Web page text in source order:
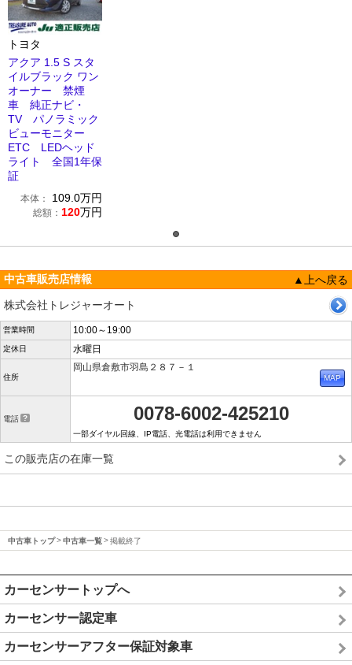
トヨタ
アクア 1.5 S スタ
イルブラック ワン
オーナー 禁煙
車 純正ナビ・
TV パノラミック
ビューモニター
ETC LEDヘッド
ライト 全国1年保
証
本体： 109.0万円
総額： 120万円
中古車販売店情報
▲上へ戻る
株式会社トレジャーオート
営業時間 10:00～19:00
定休日 水曜日
住所
岡山県倉敷市羽島２８７－１
電話 0078-6002-425210
一部ダイヤル回線、IP電話、光電話は利用できません
この販売店の在庫一覧
中古車トップ 中古車一覧 掲載終了
カーセンサートップへ
カーセンサー認定車
カーセンサーアフター保証対象車